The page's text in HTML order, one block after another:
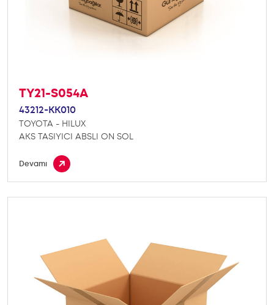
TY21-S054A
43212-KK010
TOYOTA - HILUX
AKS TASIYICI ABSLI ON SOL
Devamı